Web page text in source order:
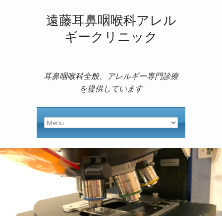
遠藤耳鼻咽喉科アレル
ギークリニック
耳鼻咽喉科全般、アレルギー専門診療
を提供しています